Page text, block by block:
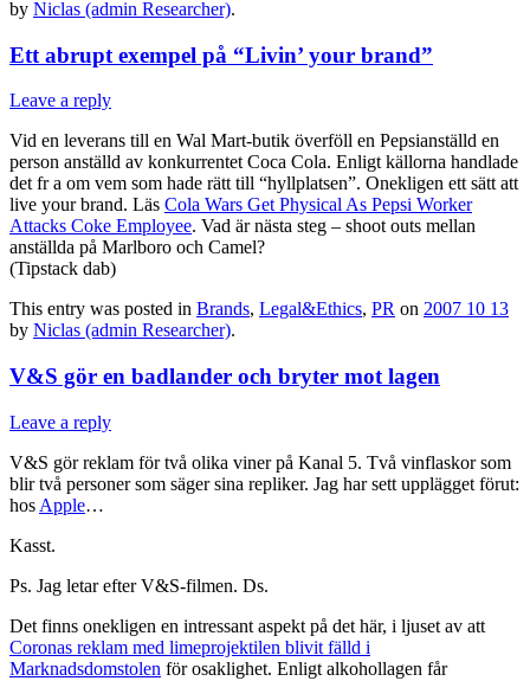
by Niclas (admin Researcher).
Ett abrupt exempel på “Livin’ your brand”
Leave a reply
Vid en leverans till en Wal Mart-butik överföll en Pepsianställd en
person anställd av konkurrentet Coca Cola. Enligt källorna handlade
det fr a om vem som hade rätt till “hyllplatsen”. Onekligen ett sätt att
live your brand. Läs Cola Wars Get Physical As Pepsi Worker
Attacks Coke Employee. Vad är nästa steg – shoot outs mellan
anställda på Marlboro och Camel?
(Tipstack dab)
This entry was posted in Brands, Legal&Ethics, PR on 2007 10 13
by Niclas (admin Researcher).
V&S gör en badlander och bryter mot lagen
Leave a reply
V&S gör reklam för två olika viner på Kanal 5. Två vinflaskor som
blir två personer som säger sina repliker. Jag har sett upplägget förut:
hos Apple…
Kasst.
Ps. Jag letar efter V&S-filmen. Ds.
Det finns onekligen en intressant aspekt på det här, i ljuset av att
Coronas reklam med limeprojektilen blivit fälld i
Marknadsdomstolen för osaklighet. Enligt alkohollagen får